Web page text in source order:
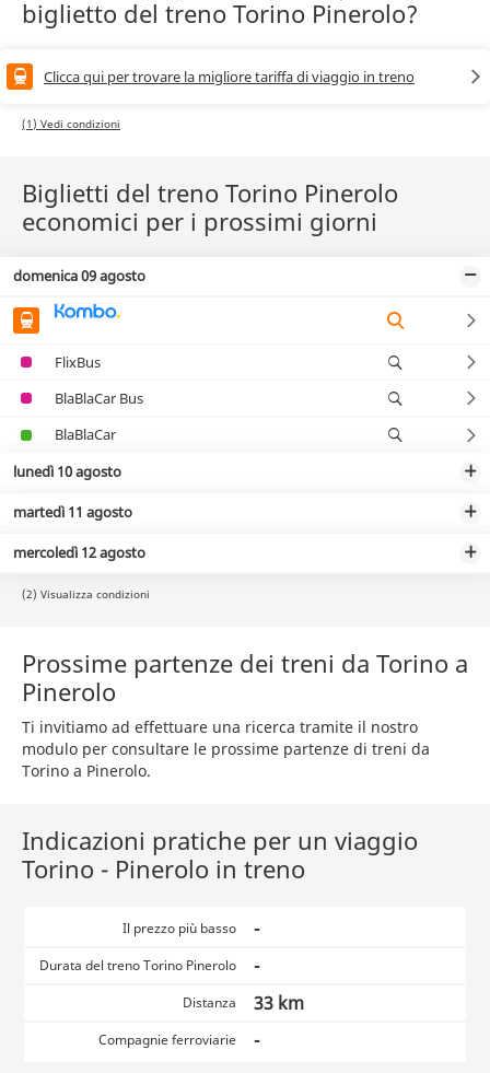
biglietto del treno Torino Pinerolo?
Clicca qui per trovare la migliore tariffa di viaggio in treno
(1) Vedi condizioni
Biglietti del treno Torino Pinerolo
economici per i prossimi giorni
domenica 09 agosto
FlixBus
BlaBlaCar Bus
BlaBlaCar
lunedì 10 agosto
martedì 11 agosto
mercoledì 12 agosto
(2) Visualizza condizioni
Prossime partenze dei treni da Torino a
Pinerolo
Ti invitiamo ad effettuare una ricerca tramite il nostro
modulo per consultare le prossime partenze di treni da
Torino a Pinerolo.
Indicazioni pratiche per un viaggio
Torino - Pinerolo in treno
Il prezzo più basso -
Durata del treno Torino Pinerolo -
Distanza 33 km
Compagnie ferroviarie -